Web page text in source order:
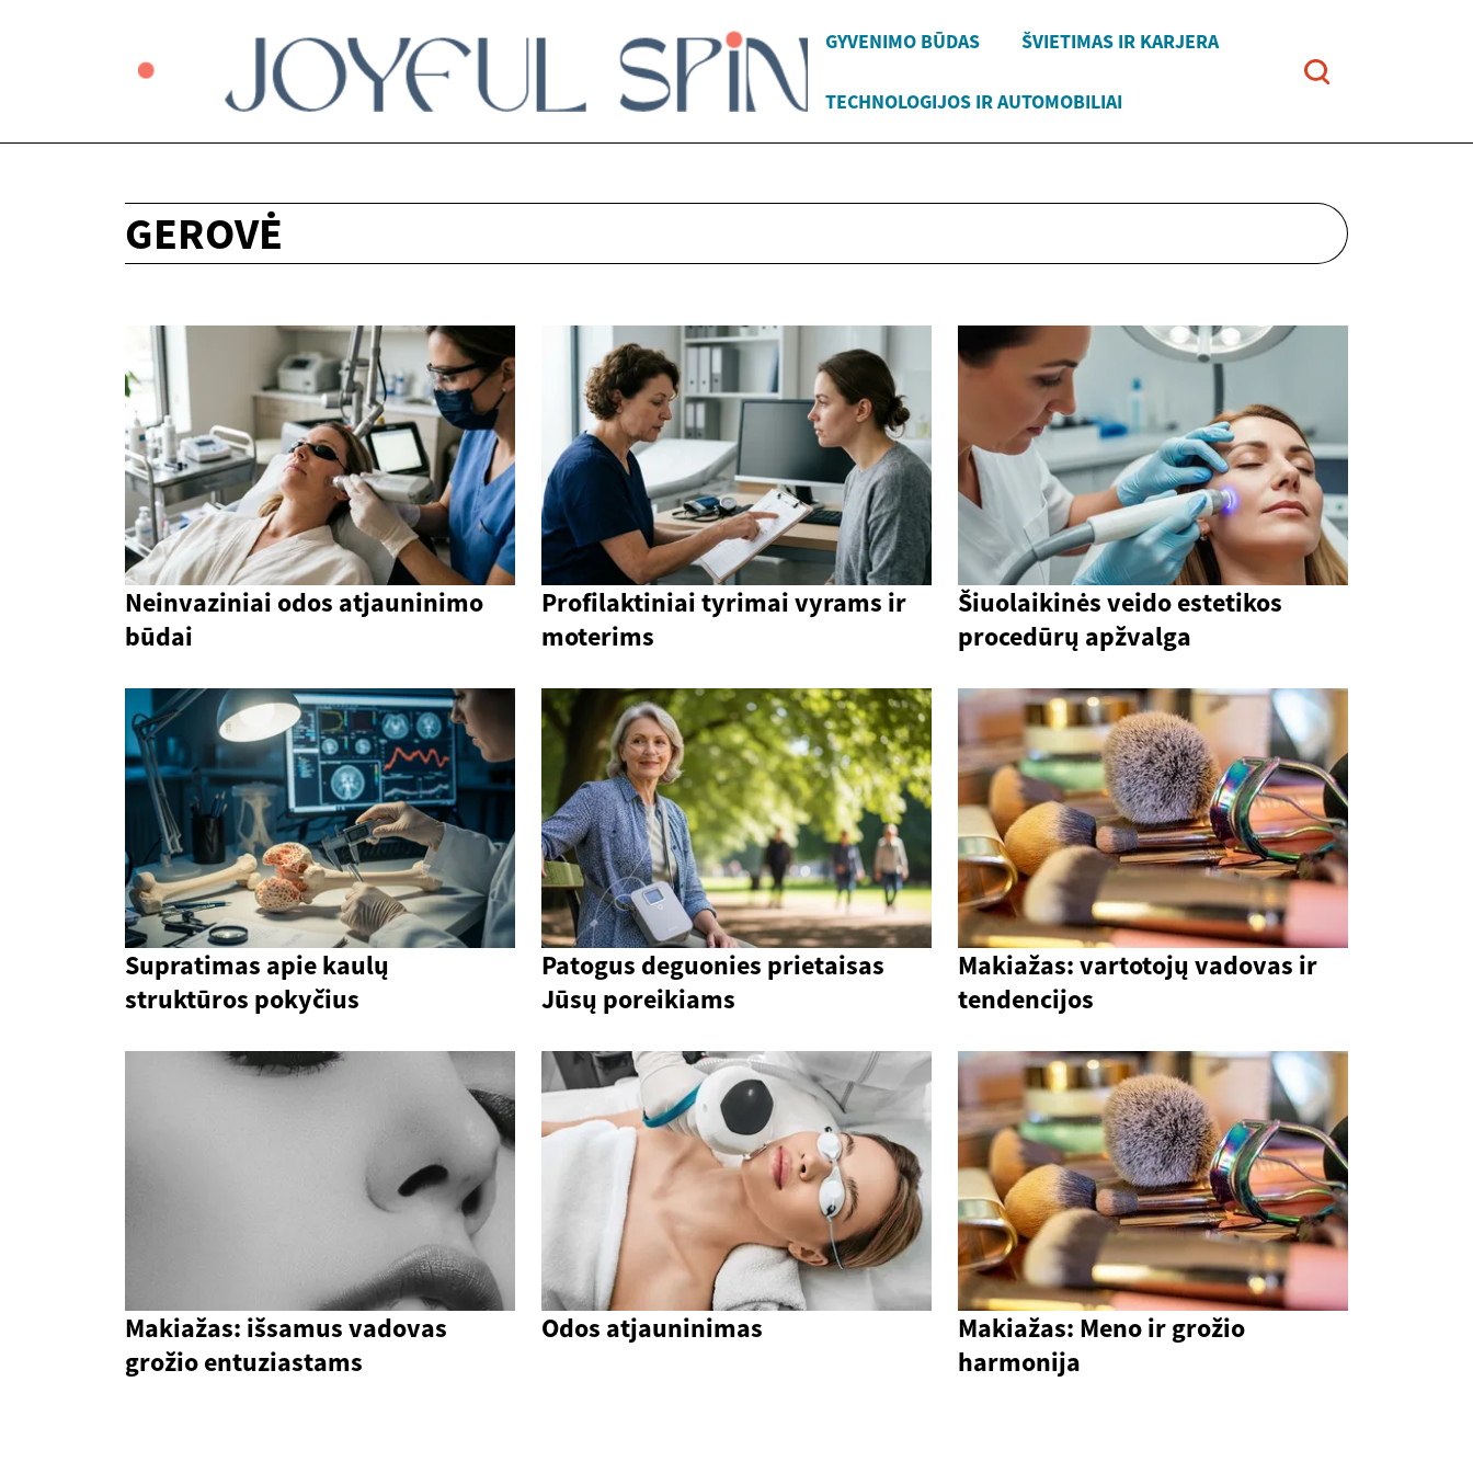
GYVENIMO BŪDAS ŠVIETIMAS IR KARJERA
TECHNOLOGIJOS IR AUTOMOBILIAI
GEROVĖ
Neinvaziniai odos atjauninimo
būdai
Profilaktiniai tyrimai vyrams ir
moterims
Šiuolaikinės veido estetikos
procedūrų apžvalga
Supratimas apie kaulų
struktūros pokyčius
Patogus deguonies prietaisas
Jūsų poreikiams
Makiažas: vartotojų vadovas ir
tendencijos
Makiažas: išsamus vadovas
grožio entuziastams
Odos atjauninimas
Makiažas: Meno ir grožio
harmonija